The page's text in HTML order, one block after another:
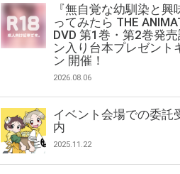
『無自覚な幼馴染と興
ってみたら THE
DVD 第1巻・第2巻発
ン入り台本プレゼント
ン 開催！
2026.08.06
イベント会場での委託
内
2025.11.22